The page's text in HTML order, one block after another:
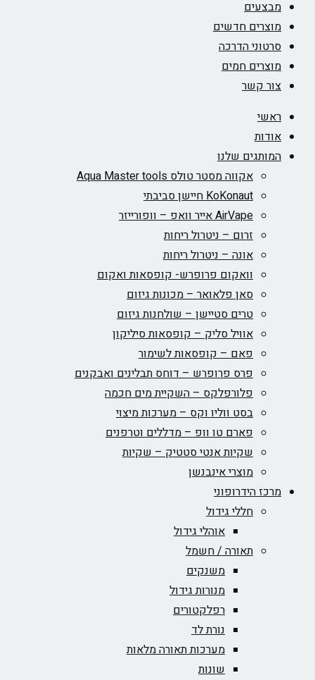
מבצעים
מוצרים חדשים
סרטוני הדרכה
מוצרים חמים
צור קשר
ראשי
אודות
המותגים שלנו
אקווה מסטר טולס Aqua Master tools
KoKonaut חיישן סביבתי
AirVape אייר וואפ – וופורייזר
זרום – ניטרול ריחות
אונה – ניטרול ריחות
וואקום פרופרש- קופסאות ואקום
סאן פלאואר – מכונות גיזום
טרים סטיישן – שולחנות גיזום
אוויל סליק – קופסאות סיליקון
פאם – קופסאות לשימור
פרס פרופרש – דוחס תבלינים ואבקנים
פלורפלקס – השקיית מים חכמה
בסט ווליו וקס – מערכות מיצוי
פארם טו וופ – מדללים וטרפנים
שקיות אנטי סטטיק – שקיות
מוצרי אינבנשן
מרכז הידרופוני
חללי גידול
אוהלי גידול
תאורה / חשמל
משנקים
מנורות גידול
רפלקטורים
נורת לד
מערכות תאורה מלאות
שונות